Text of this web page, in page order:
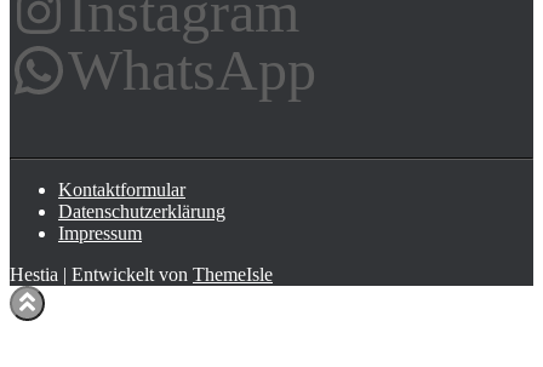
WhatsApp
Kontaktformular
Datenschutzerklärung
Impressum
Hestia | Entwickelt von ThemeIsle